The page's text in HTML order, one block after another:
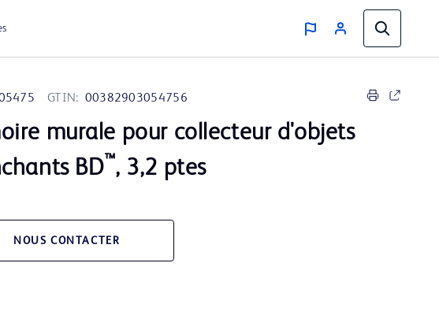
GTIN: 00382903054756
murale pour collecteur d'objets
BD™, 3,2 ptes
NOUS CONTACTER